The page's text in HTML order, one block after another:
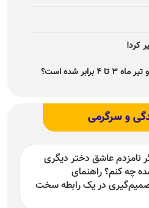
کرد!
شده است؟
و سرگرمی
نامزدم عاشق دختر دیگری
چه کنم؟ راهنمای
در یک رابطه سخت